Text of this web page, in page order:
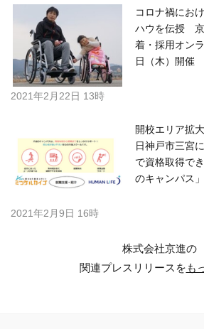
コロナ禍にお
ハウを伝授 京
着・採用オン
日（木）開催
2021年2月22日 13時
開校エリア拡
日神戸市三宮
で資格取得で
のキャンパス」
2021年2月9日 16時
株式会社京進の
関連プレスリリースをも